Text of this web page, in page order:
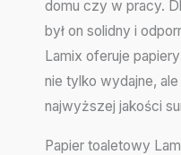
domu czy w pracy.
był on solidny i
Lamix oferuje
nie tylko wydajne,
najwyższej jakości
Papier toaletowy